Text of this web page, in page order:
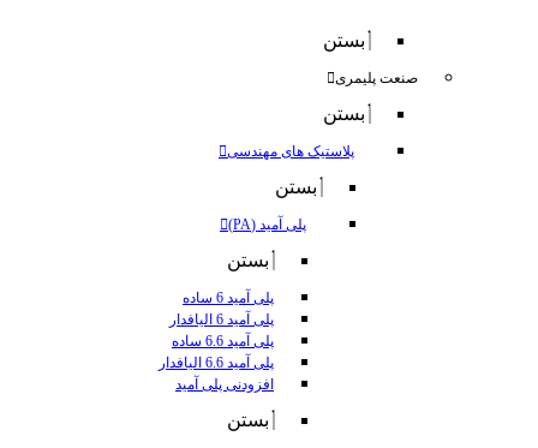
بستن
صنعت پلیمری
بستن
پلاستیک های مهندسی
بستن
پلی آمید (PA)
بستن
پلی آمید 6 ساده
پلی آمید 6 الیافدار
پلی آمید 6.6 ساده
پلی آمید 6.6 الیافدار
افزودنی پلی آمید
بستن